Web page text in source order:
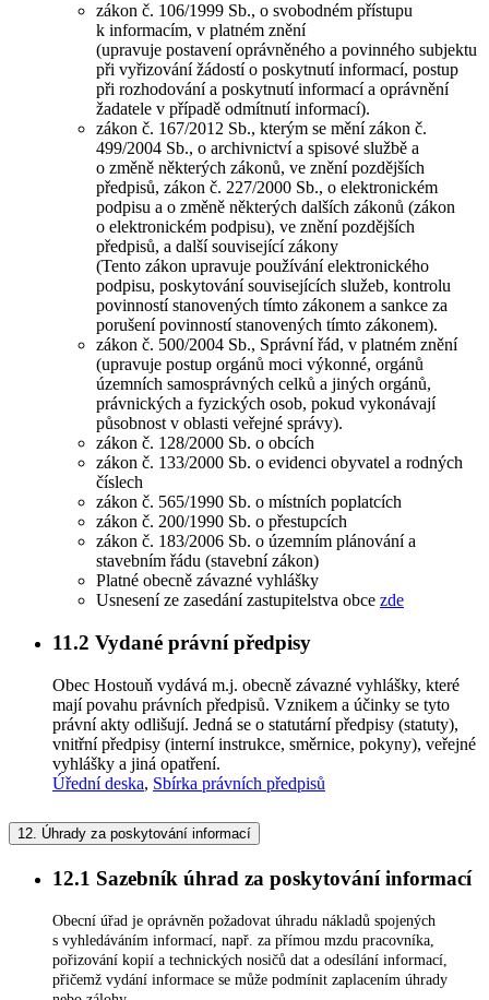
zákon č. 106/1999 Sb., o svobodném přístupu
k informacím, v platném znění
(upravuje postavení oprávněného a povinného subjektu
při vyřizování žádostí o poskytnutí informací, postup
při rozhodování a poskytnutí informací a oprávnění
žadatele v případě odmítnutí informací).
zákon č. 167/2012 Sb., kterým se mění zákon č.
499/2004 Sb., o archivnictví a spisové službě a
o změně některých zákonů, ve znění pozdějších
předpisů, zákon č. 227/2000 Sb., o elektronickém
podpisu a o změně některých dalších zákonů (zákon
o elektronickém podpisu), ve znění pozdějších
předpisů, a další související zákony
(Tento zákon upravuje používání elektronického
podpisu, poskytování souvisejících služeb, kontrolu
povinností stanovených tímto zákonem a sankce za
porušení povinností stanovených tímto zákonem).
zákon č. 500/2004 Sb., Správní řád, v platném znění
(upravuje postup orgánů moci výkonné, orgánů
územních samosprávných celků a jiných orgánů,
právnických a fyzických osob, pokud vykonávají
působnost v oblasti veřejné správy).
zákon č. 128/2000 Sb. o obcích
zákon č. 133/2000 Sb. o evidenci obyvatel a rodných
číslech
zákon č. 565/1990 Sb. o místních poplatcích
zákon č. 200/1990 Sb. o přestupcích
zákon č. 183/2006 Sb. o územním plánování a
stavebním řádu (stavební zákon)
Platné obecně závazné vyhlášky
Usnesení ze zasedání zastupitelstva obce zde
11.2 Vydané právní předpisy
Obec Hostouň vydává m.j. obecně závazné vyhlášky, které
mají povahu právních předpisů. Vznikem a účinky se tyto
právní akty odlišují. Jedná se o statutární předpisy (statuty),
vnitřní předpisy (interní instrukce, směrnice, pokyny), veřejné
vyhlášky a jiná opatření.
Úřední deska, Sbírka právních předpisů
12. Úhrady za poskytování informací
12.1 Sazebník úhrad za poskytování informací
Obecní úřad je oprávněn požadovat úhradu nákladů spojených
s vyhledáváním informací, např. za přímou mzdu pracovníka,
pořizování kopií a technických nosičů dat a odesílání informací,
přičemž vydání informace se může podmínit zaplacením úhrady